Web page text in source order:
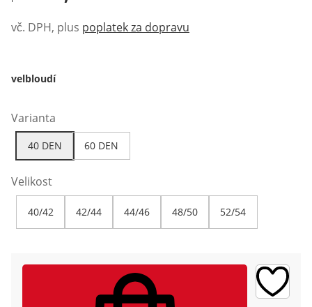
vč. DPH, plus poplatek za dopravu
velbloudí
Varianta
40 DEN 60 DEN
Velikost
40/42 42/44 44/46 48/50 52/54